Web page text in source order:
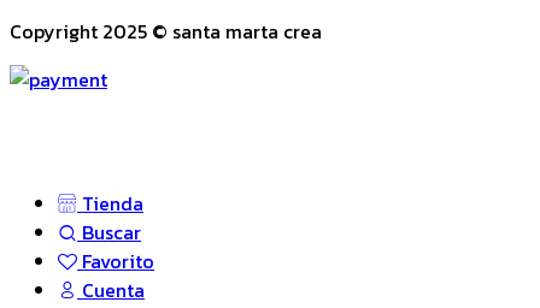
Copyright 2025 © santa marta crea
Tienda
Buscar
Favorito
Cuenta